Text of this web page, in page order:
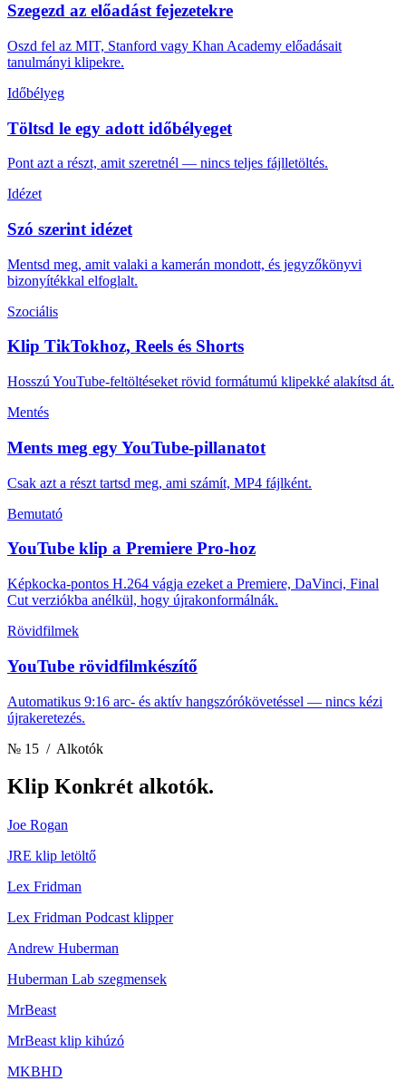
Szegezd az előadást fejezetekre
Oszd fel az MIT, Stanford vagy Khan Academy előadásait
tanulmányi klipekre.
Időbélyeg
Töltsd le egy adott időbélyeget
Pont azt a részt, amit szeretnél — nincs teljes fájlletöltés.
Idézet
Szó szerint idézet
Mentsd meg, amit valaki a kamerán mondott, és jegyzőkönyvi
bizonyítékkal elfoglalt.
Szociális
Klip TikTokhoz, Reels és Shorts
Hosszú YouTube-feltöltéseket rövid formátumú klipekké alakítsd át.
Mentés
Ments meg egy YouTube-pillanatot
Csak azt a részt tartsd meg, ami számít, MP4 fájlként.
Bemutató
YouTube klip a Premiere Pro-hoz
Képkocka-pontos H.264 vágja ezeket a Premiere, DaVinci, Final
Cut verziókba anélkül, hogy újrakonformálnák.
Rövidfilmek
YouTube rövidfilmkészítő
Automatikus 9:16 arc- és aktív hangszórókövetéssel — nincs kézi
újrakeretezés.
№ 15 / Alkotók
Klip Konkrét alkotók.
Joe Rogan
JRE klip letöltő
Lex Fridman
Lex Fridman Podcast klipper
Andrew Huberman
Huberman Lab szegmensek
MrBeast
MrBeast klip kihúzó
MKBHD